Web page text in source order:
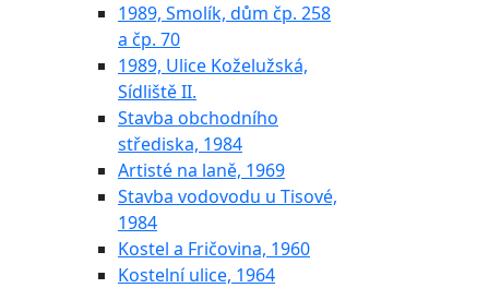
1989, Smolík, dům čp. 258
a čp. 70
1989, Ulice Koželužská,
Sídliště II.
Stavba obchodního
střediska, 1984
Artisté na laně, 1969
Stavba vodovodu u Tisové,
1984
Kostel a Fričovina, 1960
Kostelní ulice, 1964